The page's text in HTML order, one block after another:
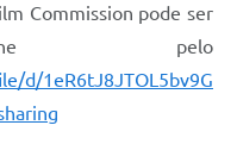
Commission pode ser
pelo
d/1eR6tJ8JTOL5bv9G